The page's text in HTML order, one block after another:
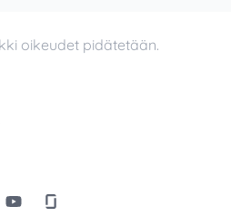
oikeudet pidätetään.